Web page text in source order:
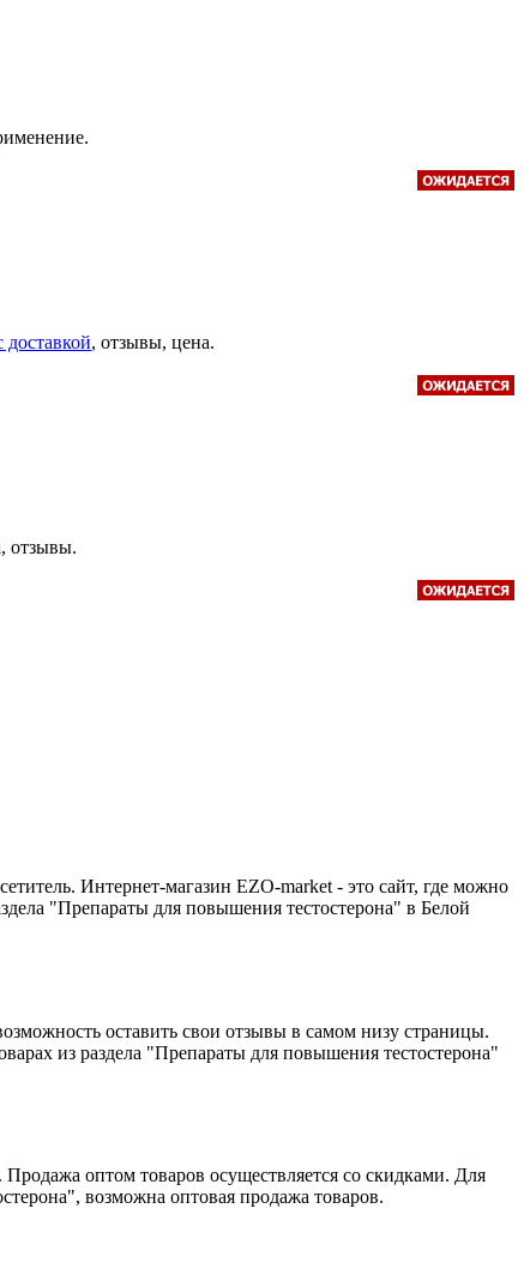
доставкой, отзывы, цена.
отзывы.
Интернет-магазин EZO-market - это сайт, где можно
"Препараты для повышения тестостерона" в Белой
оставить свои отзывы в самом низу страницы.
из раздела "Препараты для повышения тестостерона"
оптом товаров осуществляется со скидками. Для
возможна оптовая продажа товаров.